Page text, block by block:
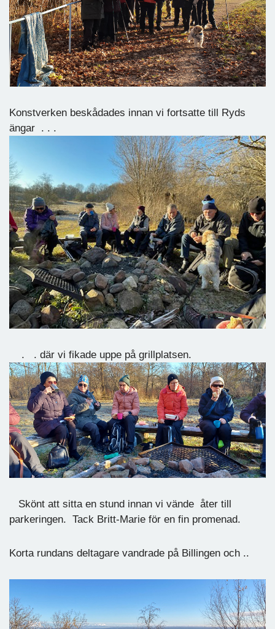
Konstverken beskådades innan vi fortsatte till Ryds
ängar . . .
. . där vi fikade uppe på grillplatsen.
Skönt att sitta en stund innan vi vände åter till
parkeringen. Tack Britt-Marie för en fin promenad.
Korta rundans deltagare vandrade på Billingen och ..